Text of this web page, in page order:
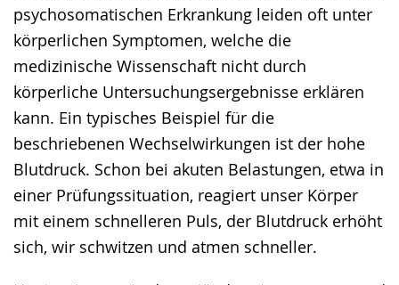
psychosomatischen Erkrankung leiden oft unter
körperlichen Symptomen, welche die
medizinische Wissenschaft nicht durch
körperliche Untersuchungsergebnisse erklären
kann. Ein typisches Beispiel für die
beschriebenen Wechselwirkungen ist der hohe
Blutdruck. Schon bei akuten Belastungen, etwa in
einer Prüfungssituation, reagiert unser Körper
mit einem schnelleren Puls, der Blutdruck erhöht
sich, wir schwitzen und atmen schneller.